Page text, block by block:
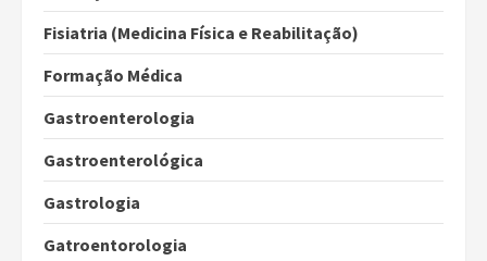
Fisiatria (Medicina Física e Reabilitação)
Formação Médica
Gastroenterologia
Gastroenterológica
Gastrologia
Gatroentorologia